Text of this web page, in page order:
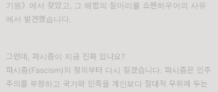
기원》에서 찾았고, 그 해법의 실마리를 쇼펜하우어의 사유
에서 발견했습니다.
그런데, 파시즘이 지금 진짜 있나요?
파시즘(Fascism)의 정의부터 다시 짚겠습니다. 파시즘은 민주
주의를 부정하고 국가와 민족을 개인보다 절대적 우위에 두는